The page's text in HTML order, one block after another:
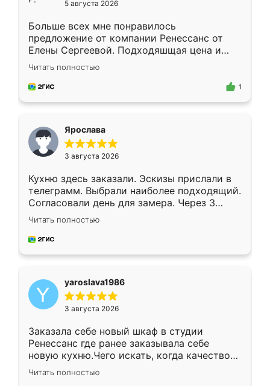
5 августа 2026
Больше всех мне понравилось
предложение от компании Ренессанс от
Елены Сергеевой. Подходяшщая цена и
короткие сроки изготовления. Приехавший
для замера сотрудник Владислав
предложил по моему эскизу самый
Читать полностью
1
Ярослава
3 августа 2026
Кухню здесь заказали. Эскизы прислали в
телеграмм. Выбрали наиболее подходящий.
Согласовали день для замера. Через 3
недели кухня была уже готова. Остались
довольны работой. Спасибо Ренессанс
мебель за качественную работу!
Читать полностью
yaroslava1986
3 августа 2026
Заказала себе новый шкаф в студии
Ренессанс где ранее заказывала себе
новую кухню.Чего искать, когда качеством
вполне довольна. Служит кухня уже почти
два года, нареканий нет.
Читать полностью